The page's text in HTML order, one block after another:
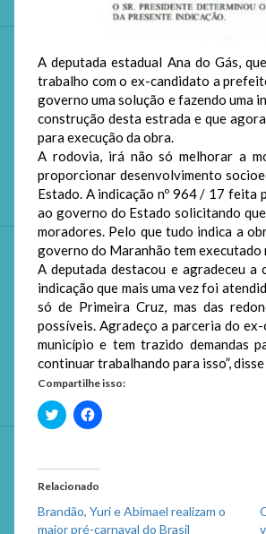
A deputada estadual Ana do Gás,
trabalho com o ex-candidato a
governo uma solução e fazendo uma
construção desta estrada e que
para execução da obra.
A rodovia, irá não só melhorar a
proporcionar desenvolvimento
Estado. A indicação nº 964 / 17 feita
ao governo do Estado solicitando
moradores. Pelo que tudo indica a
governo do Maranhão tem executado
A deputada destacou e agradeceu
indicação que mais uma vez foi
só de Primeira Cruz, mas das
possíveis. Agradeço a parceria do
município e tem trazido demandas
continuar trabalhando para isso”, disse
Compartilhe isso:
Clique
para
em
nova
janela)
Clique
para
em
nova
janela)
Relacionado
Brandão, Yuri e Abimael realizam o
maior pré-carnaval do Brasil